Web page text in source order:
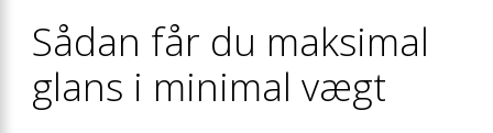
Sådan får du maksimal
glans i minimal vægt